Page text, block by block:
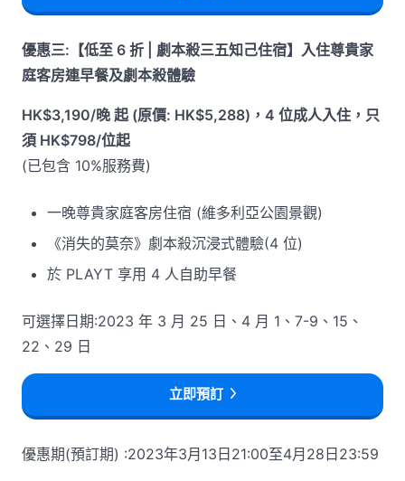
優惠三:【低至 6 折 | 劇本殺三五知己住宿】入住尊貴家
庭客房連早餐及劇本殺體驗
HK$3,190/晚 起 (原價: HK$5,288)，4 位成人入住，只
須 HK$798/位起
(已包含 10%服務費)
一晚尊貴家庭客房住宿 (維多利亞公園景觀)
《消失的莫奈》劇本殺沉浸式體驗(4 位)
於 PLAYT 享用 4 人自助早餐
可選擇日期:2023 年 3 月 25 日、4 月 1、7-9、15、
22、29 日
立即預訂
優惠期(預訂期) :2023年3月13日21:00至4月28日23:59